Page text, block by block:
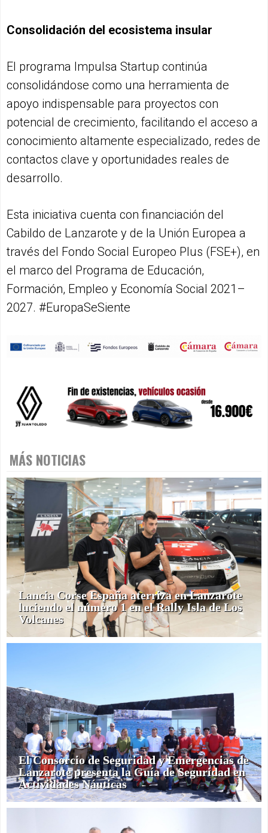
Consolidación del ecosistema insular
El programa Impulsa Startup continúa
consolidándose como una herramienta de
apoyo indispensable para proyectos con
potencial de crecimiento, facilitando el acceso a
conocimiento altamente especializado, redes de
contactos clave y oportunidades reales de
desarrollo.
Esta iniciativa cuenta con financiación del
Cabildo de Lanzarote y de la Unión Europea a
través del Fondo Social Europeo Plus (FSE+), en
el marco del Programa de Educación,
Formación, Empleo y Economía Social 2021–
2027. #EuropaSeSiente
MÁS NOTICIAS
Lancia Corse España aterriza en Lanzarote
luciendo el número 1 en el Rally Isla de Los
Volcanes
El Consorcio de Seguridad y Emergencias de
Lanzarote presenta la Guía de Seguridad en
Actividades Náuticas